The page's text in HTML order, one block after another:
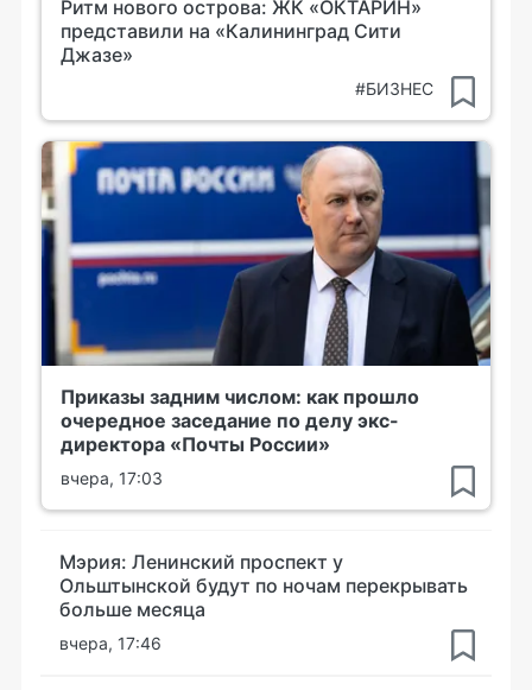
Ритм нового острова: ЖК «ОКТАРИН»
представили на «Калининград Сити
Джазе»
#БИЗНЕС
Приказы задним числом: как прошло
очередное заседание по делу экс-
директора «Почты России»
вчера, 17:03
Мэрия: Ленинский проспект у
Ольштынской будут по ночам перекрывать
больше месяца
вчера, 17:46